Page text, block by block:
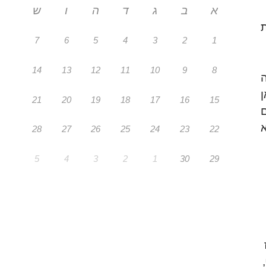
א ב ג ד ה ו ש
1
2
3
4
5
6
7
8
9
10
11
12
13
14
15
16
17
18
19
20
21
22
23
24
25
26
27
28
29
30
1
2
3
4
5